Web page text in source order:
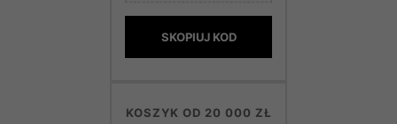
SKOPIUJ KOD
KOSZYK OD 20 000 ZŁ